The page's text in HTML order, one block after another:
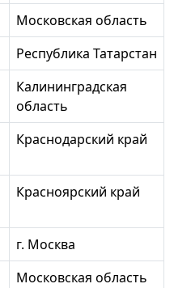
Московская область
Республика Татарстан
Калининградская
область
Краснодарский край
Красноярский край
г. Москва
Московская область